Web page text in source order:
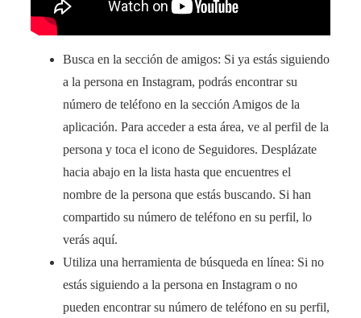
Busca en la sección de amigos: Si ya estás siguiendo
a la persona en Instagram, podrás encontrar su
número de teléfono en la sección Amigos de la
aplicación. Para acceder a esta área, ve al perfil de la
persona y toca el icono de Seguidores. Desplázate
hacia abajo en la lista hasta que encuentres el
nombre de la persona que estás buscando. Si han
compartido su número de teléfono en su perfil, lo
verás aquí.
Utiliza una herramienta de búsqueda en línea: Si no
estás siguiendo a la persona en Instagram o no
pueden encontrar su número de teléfono en su perfil,